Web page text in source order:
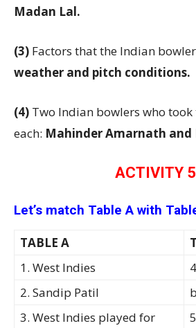
Madan Lal.
(3) Factors that the Indian
weather and pitch conditions.
(4) Two Indian bowlers who took
each: Mahinder Amarnath and
ACTIVITY 5
Let’s match Table A with
TABLE A
1. West Indies
2. Sandip Patil
3. West Indies played for